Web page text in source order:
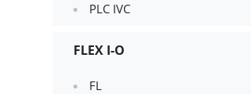
PLC IVC
FLEX I-O
FL